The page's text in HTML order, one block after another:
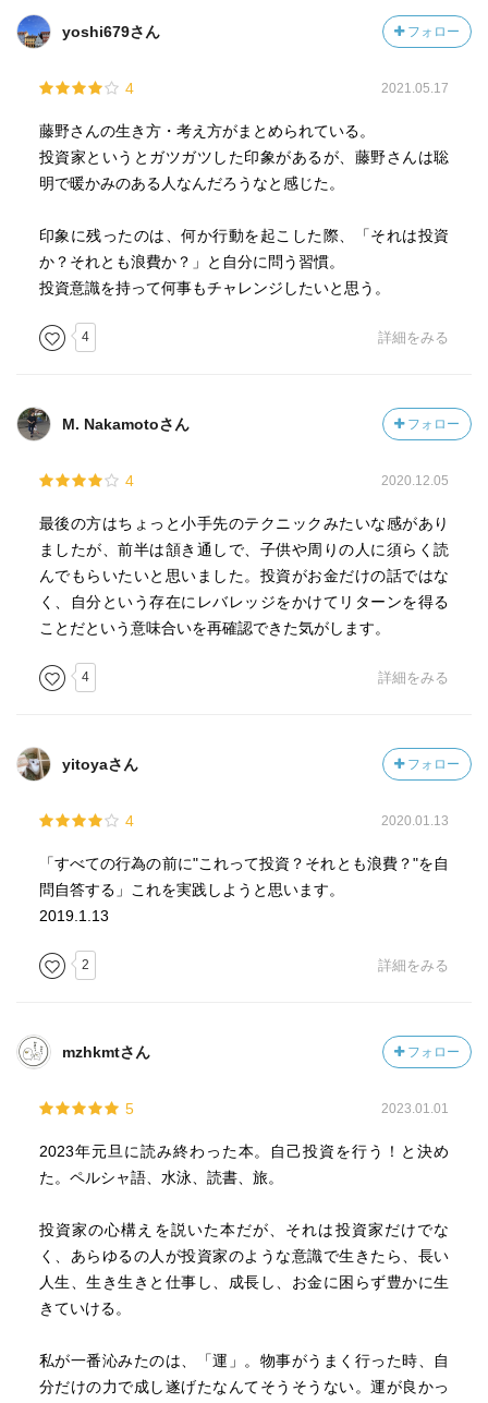
yoshi679さん フォロー
4 2021.05.17
藤野さんの生き方・考え方がまとめられている。
投資家というとガツガツした印象があるが、藤野さんは聡
明で暖かみのある人なんだろうなと感じた。
印象に残ったのは、何か行動を起こした際、「それは投資
か？それとも浪費か？」と自分に問う習慣。
投資意識を持って何事もチャレンジしたいと思う。
4 詳細をみる
M. Nakamotoさん フォロー
4 2020.12.05
最後の方はちょっと小手先のテクニックみたいな感があり
ましたが、前半は頷き通しで、子供や周りの人に須らく読
んでもらいたいと思いました。投資がお金だけの話ではな
く、自分という存在にレバレッジをかけてリターンを得る
ことだという意味合いを再確認できた気がします。
4 詳細をみる
yitoyaさん フォロー
4 2020.01.13
「すべての行為の前に"これって投資？それとも浪費？"を自
問自答する」これを実践しようと思います。
2019.1.13
2 詳細をみる
mzhkmtさん フォロー
5 2023.01.01
2023年元旦に読み終わった本。自己投資を行う！と決め
た。ペルシャ語、水泳、読書、旅。
投資家の心構えを説いた本だが、それは投資家だけでな
く、あらゆるの人が投資家のような意識で生きたら、長い
人生、生き生きと仕事し、成長し、お金に困らず豊かに生
きていける。
私が一番沁みたのは、「運」。物事がうまく行った時、自
分だけの力で成し遂げたなんてそうそうない。運が良かっ